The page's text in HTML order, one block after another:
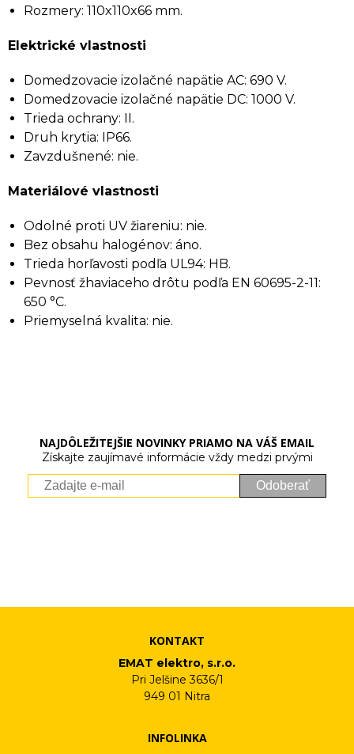
Rozmery: 110x110x66 mm.
Elektrické vlastnosti
Domedzovacie izolačné napätie AC: 690 V.
Domedzovacie izolačné napätie DC: 1000 V.
Trieda ochrany: II.
Druh krytia: IP66.
Zavzdušnené: nie.
Materiálové vlastnosti
Odolné proti UV žiareniu: nie.
Bez obsahu halogénov: áno.
Trieda horľavosti podľa UL94: HB.
Pevnosť žhaviaceho drôtu podľa EN 60695-2-11:
650 °C.
Priemyselná kvalita: nie.
NAJDÔLEŽITEJŠIE NOVINKY PRIAMO NA VÁŠ EMAIL
Získajte zaujímavé informácie vždy medzi prvými
Odoberať
KONTAKT
EMAT elektro, s.r.o.
Pri Jelšine 3636/1
949 01 Nitra
INFOLINKA